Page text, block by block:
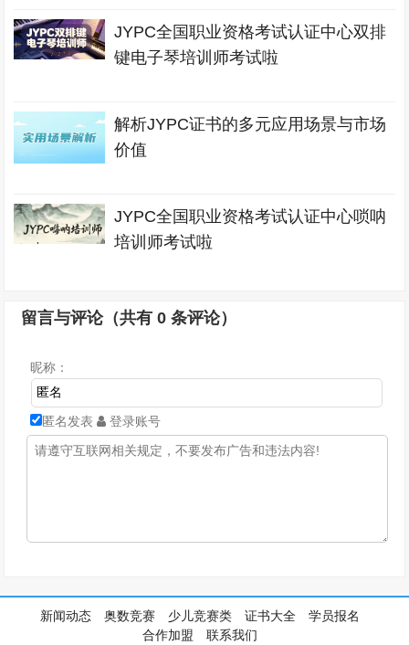
JYPC全国职业资格考试认证中心双排
键电子琴培训师考试啦
解析JYPC证书的多元应用场景与市场
价值
JYPC全国职业资格考试认证中心唢呐
培训师考试啦
留言与评论（共有0 条评论）
昵称：
匿名发表 登录账号
新闻动态 奥数竞赛 少儿竞赛类 证书大全
学员报名
合作加盟
联系我们